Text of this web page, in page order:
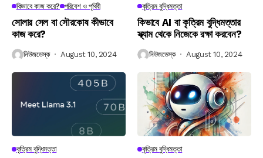
কিভাবে কাজ করে? পরিবেশ ও পৃথিবী
সোলার সেল বা সৌরকোষ কীভাবে
কাজ করে?
নিউজডেস্ক August 10, 2024
কৃত্রিম বুদ্ধিমত্তা
কিভাবে AI বা কৃত্রিম বুদ্ধিমত্তার
স্ক্যাম থেকে নিজেকে রক্ষা করবেন?
নিউজডেস্ক August 10, 2024
কৃত্রিম বুদ্ধিমত্তা কৃত্রিম বুদ্ধিমত্তা